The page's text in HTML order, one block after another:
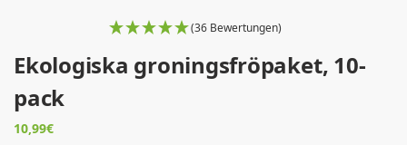
(36 Bewertungen)
Ekologiska groningsfröpaket, 10-
pack
10,99€